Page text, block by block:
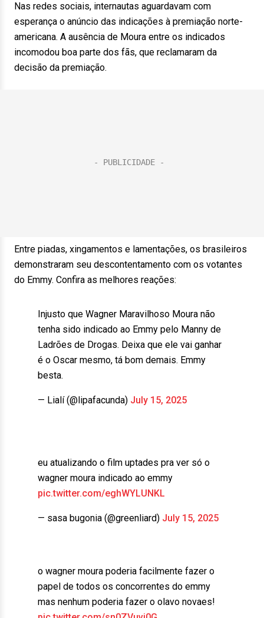
Nas redes sociais, internautas aguardavam com
esperança o anúncio das indicações à premiação norte-
americana. A ausência de Moura entre os indicados
incomodou boa parte dos fãs, que reclamaram da
decisão da premiação.
Entre piadas, xingamentos e lamentações, os brasileiros
demonstraram seu descontentamento com os votantes
do Emmy. Confira as melhores reações:
Injusto que Wagner Maravilhoso Moura não
tenha sido indicado ao Emmy pelo Manny de
Ladrões de Drogas. Deixa que ele vai ganhar
é o Oscar mesmo, tá bom demais. Emmy
besta.
— Lialí (@lipafacunda) July 15, 2025
eu atualizando o film uptades pra ver só o
wagner moura indicado ao emmy
pic.twitter.com/eghWYLUNKL
— sasa bugonia (@greenliard) July 15, 2025
o wagner moura poderia facilmente fazer o
papel de todos os concorrentes do emmy
mas nenhum poderia fazer o olavo novaes!